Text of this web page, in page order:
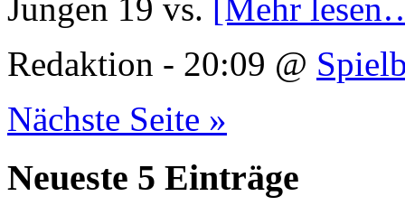
Jungen 19 vs.
[Mehr
Redaktion - 20:09 @
Nächste Seite »
Neueste 5 Einträge